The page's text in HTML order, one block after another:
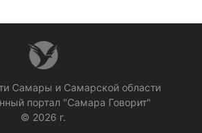
Самары и Самарской области
портал "Самара Говорит"
© 2026 г.